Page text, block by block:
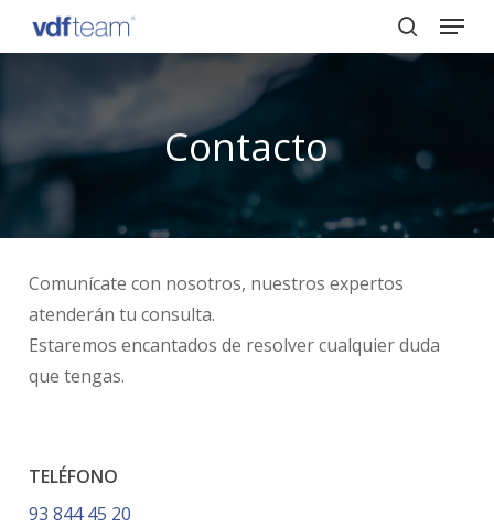
search
Menu
Contacto
Comunícate con nosotros, nuestros expertos
atenderán tu consulta.
Estaremos encantados de resolver cualquier duda
que tengas.
TELÉFONO
93 844 45 20